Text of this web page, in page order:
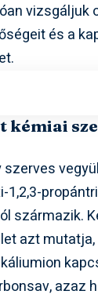
vizsgáljuk
és a
szerves
1,2,3-
származik.
azt
azaz